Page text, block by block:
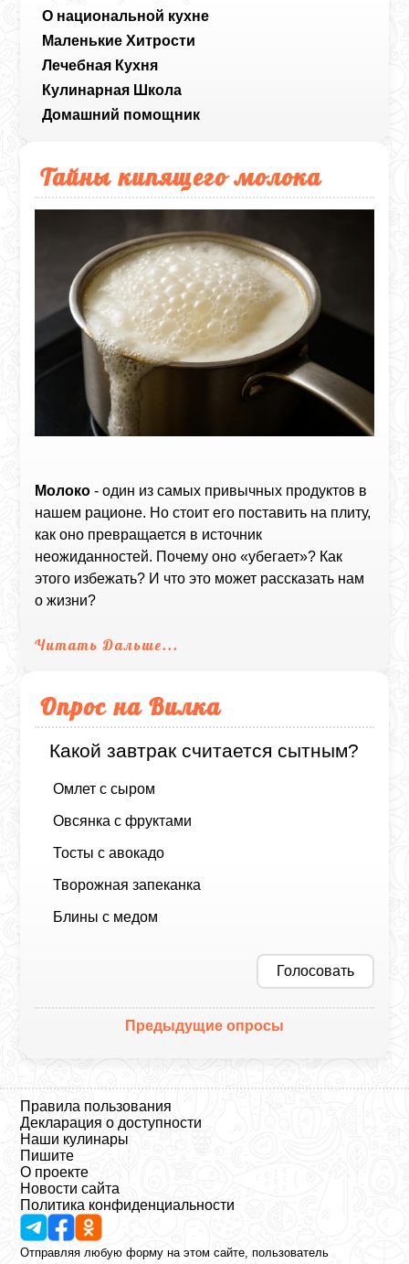
О национальной кухне
Маленькие Хитрости
Лечебная Кухня
Кулинарная Школа
Домашний помощник
Тайны кипящего молока
Молоко - один из самых привычных продуктов в
нашем рационе. Но стоит его поставить на плиту,
как оно превращается в источник
неожиданностей. Почему оно «убегает»? Как
этого избежать? И что это может рассказать нам
о жизни?
Читать Дальше...
Опрос на Вилка
Какой завтрак считается сытным?
Омлет с сыром
Овсянка с фруктами
Тосты с авокадо
Творожная запеканка
Блины с медом
Голосовать
Предыдущие опросы
Правила пользования
Декларация о доступности
Наши кулинары
Пишите
О проекте
Новости сайта
Политика конфиденциальности
Отправляя любую форму на этом сайте, пользователь